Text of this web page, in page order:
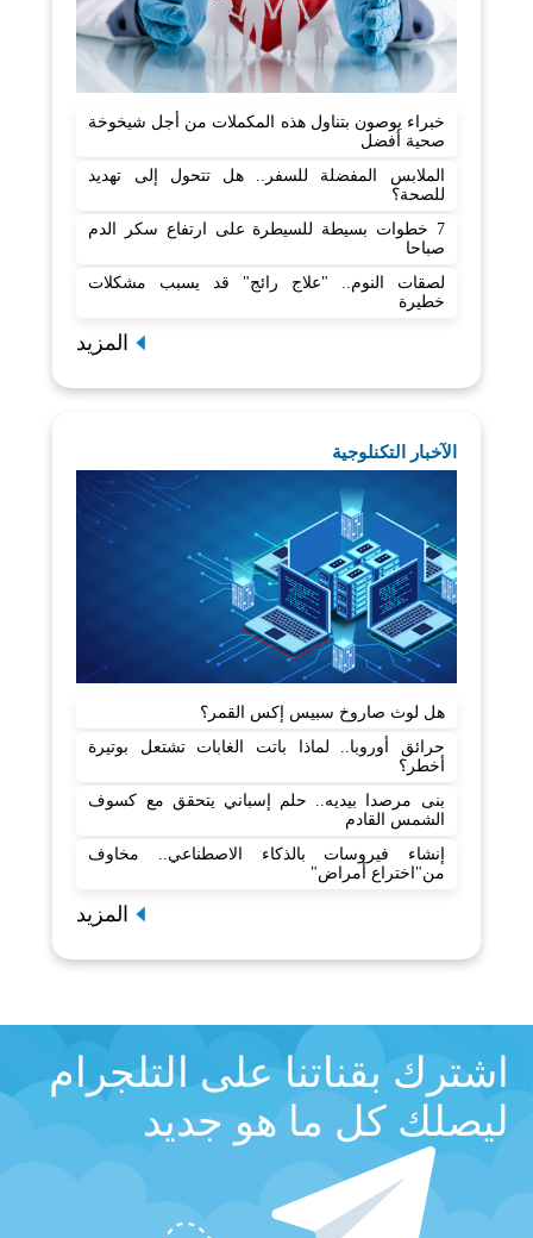
خبراء يوصون بتناول هذه المكملات من أجل شيخوخة
صحية أفضل
الملابس المفضلة للسفر.. هل تتحول إلى تهديد
للصحة؟
7 خطوات بسيطة للسيطرة على ارتفاع سكر الدم
صباحا
لصقات النوم.. "علاج رائج" قد يسبب مشكلات
خطيرة
المزيد
الآخبار التكنلوجية
هل لوث صاروخ سبيس إكس القمر؟
حرائق أوروبا.. لماذا باتت الغابات تشتعل بوتيرة
أخطر؟
بنى مرصدا بيديه.. حلم إسباني يتحقق مع كسوف
الشمس القادم
إنشاء فيروسات بالذكاء الاصطناعي.. مخاوف
من"اختراع أمراض"
المزيد
اشترك بقناتنا على التلجرام
ليصلك كل ما هو جديد